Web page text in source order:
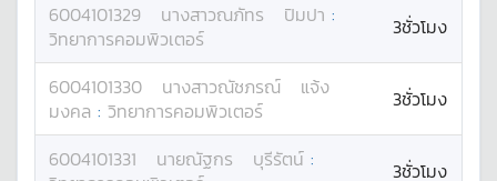
6004101329 นางสาวณภัทร ปิมปา :
วิทยาการคอมพิวเตอร์
3ชั่วโมง
6004101330 นางสาวณัชภรณ์
แจ้ง
มงคล : วิทยาการคอมพิวเตอร์ 3ชั่วโมง
6004101331 นายณัฐกร บุรีรัตน์ :
3ชั่วโมง